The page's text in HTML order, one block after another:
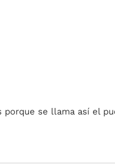
porque se llama así el